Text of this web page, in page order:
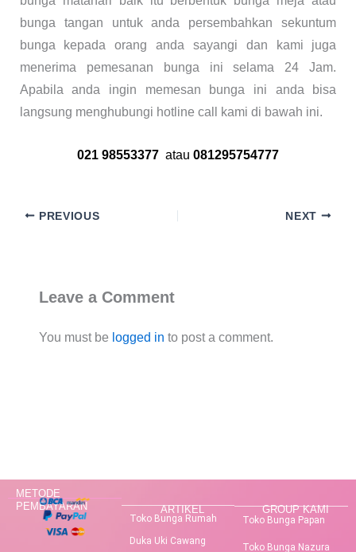
bunga tangan untuk anda persembahkan sekuntum
bunga kepada orang anda sayangi dan kami juga
menerima pemesanan bunga ini selama 24 Jam.
Apabila anda ingin memesan bunga ini anda bisa
langsung menghubungi hotline call kami di bawah ini.
021 98553377 atau 081295754777
PREVIOUS NEXT
Leave a Comment
You must be logged in to post a comment.
METODE
PEMBAYARAN
ARTIKEL
Toko Bunga Rumah
Duka Uki Cawang
GROUP KAMI
Toko Bunga Papan
Toko Bunga Nazura